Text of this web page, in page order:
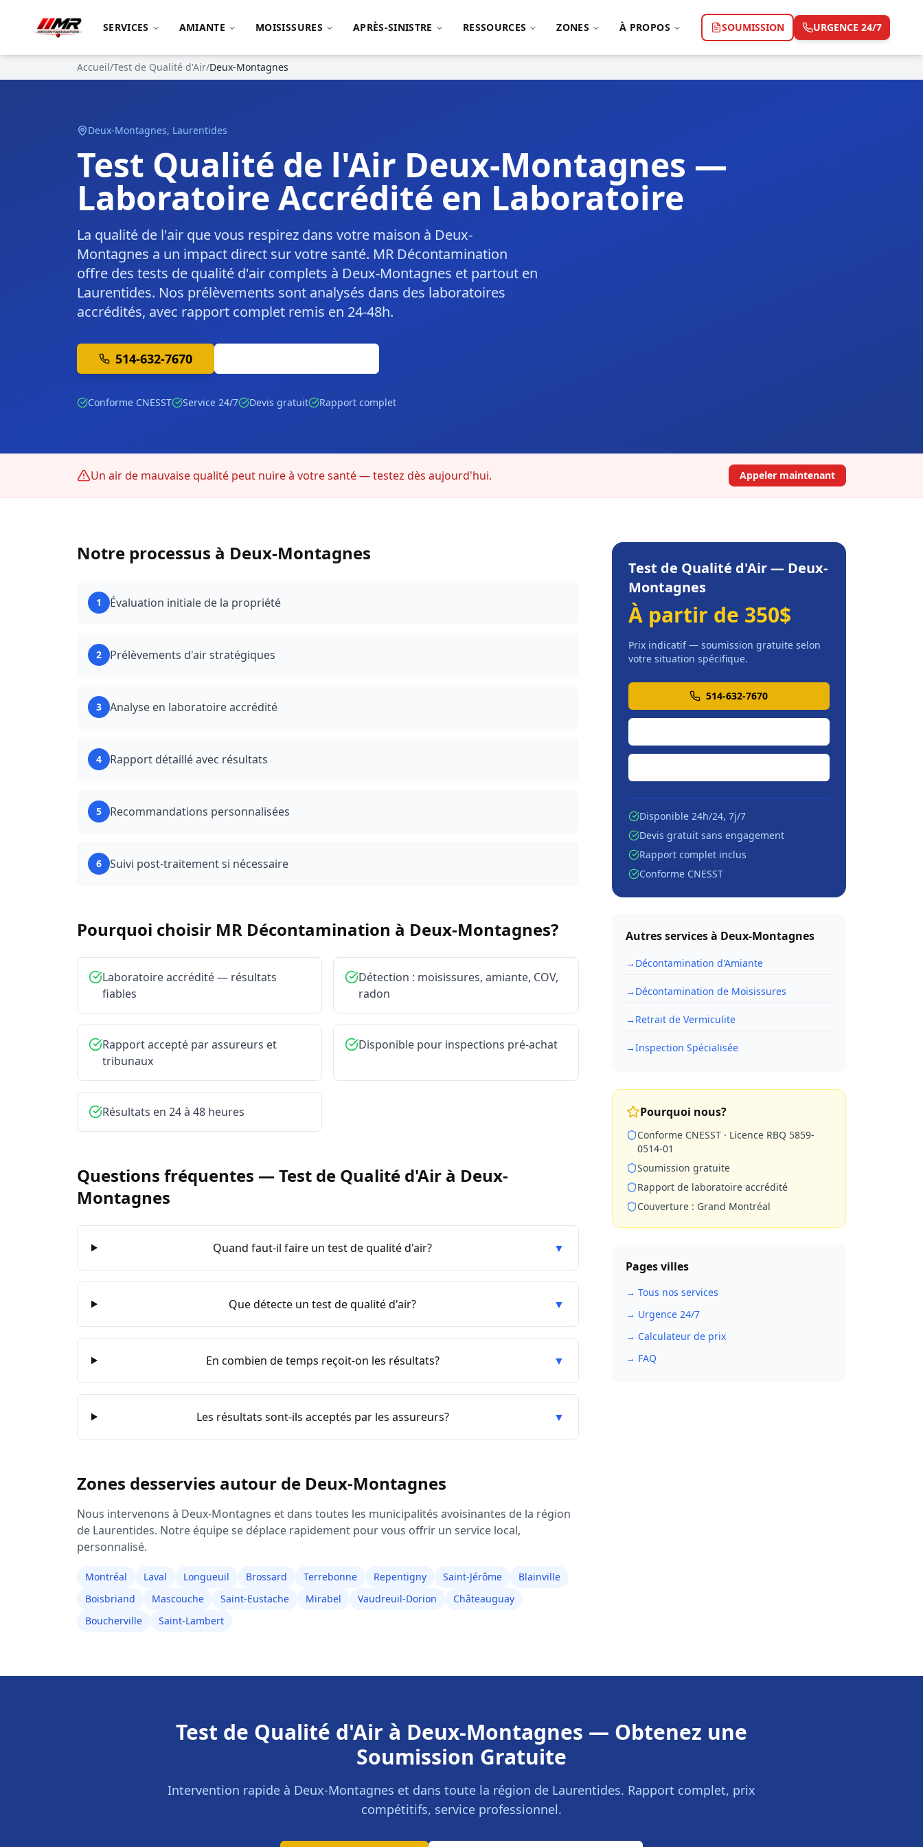
SERVICES AMIANTE MOISISSURES APRÈS-SINISTRE RESSOURCES ZONES À PROPOS SOUMISSION URGENCE 24/7
Accueil/Test de Qualité d'Air/Deux-Montagnes
Deux-Montagnes, Laurentides
Test Qualité de l'Air Deux-Montagnes —
Laboratoire Accrédité en Laboratoire
La qualité de l'air que vous respirez dans votre maison à Deux-
Montagnes a un impact direct sur votre santé. MR Décontamination
offre des tests de qualité d'air complets à Deux-Montagnes et partout en
Laurentides. Nos prélèvements sont analysés dans des laboratoires
accrédités, avec rapport complet remis en 24-48h.
514-632-7670
Conforme CNESST Service 24/7 Devis gratuit Rapport complet
Un air de mauvaise qualité peut nuire à votre santé — testez dès aujourd'hui. Appeler maintenant
Notre processus à Deux-Montagnes
1 Évaluation initiale de la propriété
2 Prélèvements d'air stratégiques
3 Analyse en laboratoire accrédité
4 Rapport détaillé avec résultats
5 Recommandations personnalisées
6 Suivi post-traitement si nécessaire
Pourquoi choisir MR Décontamination à Deux-Montagnes?
Laboratoire accrédité — résultats
fiables
Détection : moisissures, amiante, COV,
radon
Rapport accepté par assureurs et
tribunaux
Disponible pour inspections pré-achat
Résultats en 24 à 48 heures
Questions fréquentes — Test de Qualité d'Air à Deux-
Montagnes
Quand faut-il faire un test de qualité d'air? ▼
Que détecte un test de qualité d'air? ▼
En combien de temps reçoit-on les résultats? ▼
Les résultats sont-ils acceptés par les assureurs? ▼
Zones desservies autour de Deux-Montagnes
Nous intervenons à Deux-Montagnes et dans toutes les municipalités avoisinantes de la région
de Laurentides. Notre équipe se déplace rapidement pour vous offrir un service local,
personnalisé.
Montréal Laval Longueuil Brossard Terrebonne Repentigny Saint-Jérôme
Blainville
Boisbriand
Mascouche Saint-Eustache Mirabel Vaudreuil-Dorion
Châteauguay
Boucherville
Saint-Lambert
Test de Qualité d'Air— Deux-
Montagnes
À partir de 350$
Prix indicatif — soumission gratuite selon
votre situation spécifique.
514-632-7670
Disponible 24h/24, 7j/7
Devis gratuit sans engagement
Rapport complet inclus
Conforme CNESST
Autres services à Deux-Montagnes
→ Décontamination d'Amiante
→ Décontamination de Moisissures
→ Retrait de Vermiculite
→Inspection Spécialisée
Pourquoi nous?
Conforme CNESST · Licence RBQ 5859-
0514-01
Soumission gratuite
Rapport de laboratoire accrédité
Couverture : Grand Montréal
Pages villes
→ Tous nos services
→ Urgence 24/7
→ Calculateur de prix
→ FAQ
Test de Qualité d'Air à Deux-Montagnes — Obtenez une
Soumission Gratuite
Intervention rapide à Deux-Montagnes et dans toute la région de Laurentides. Rapport complet, prix
compétitifs, service professionnel.